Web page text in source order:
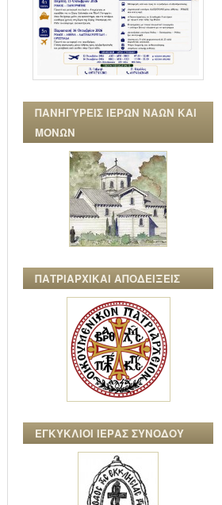
ΠΑΝΗΓΥΡΕΙΣ ΙΕΡΩΝ ΝΑΩΝ ΚΑΙ
ΜΟΝΩΝ
ΠΑΤΡΙΑΡΧΙΚΑΙ ΑΠΟΔΕΙΞΕΙΣ
ΕΓΚΥΚΛΙΟΙ ΙΕΡΑΣ ΣΥΝΟΔΟΥ